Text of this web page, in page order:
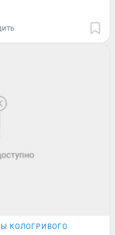
КОЛОГРИВОГО